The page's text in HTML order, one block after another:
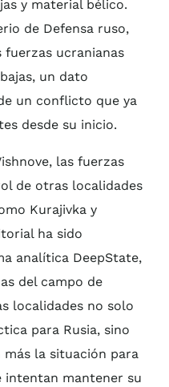
y material bélico.
de Defensa ruso,
fuerzas ucranianas
un dato
un conflicto que ya
desde su inicio.
las fuerzas
de otras localidades
Kurajivka y
ha sido
analítica DeepState,
del campo de
localidades no solo
para Rusia, sino
la situación para
intentan mantener su